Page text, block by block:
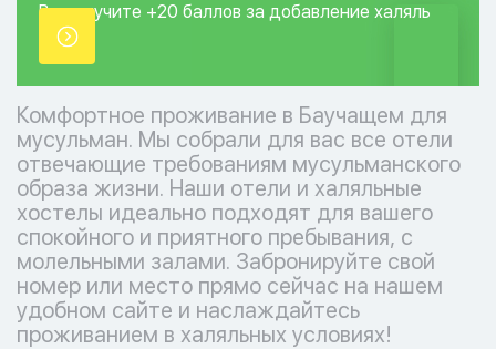
Вы получите +20 баллов за добавление халяль
точки.
Комфортное проживание в Баучащем для
мусульман. Мы собрали для вас все отели
отвечающие требованиям мусульманского
образа жизни. Наши отели и халяльные
хостелы идеально подходят для вашего
спокойного и приятного пребывания, с
молельными залами. Забронируйте свой
номер или место прямо сейчас на нашем
удобном сайте и наслаждайтесь
проживанием в халяльных условиях!